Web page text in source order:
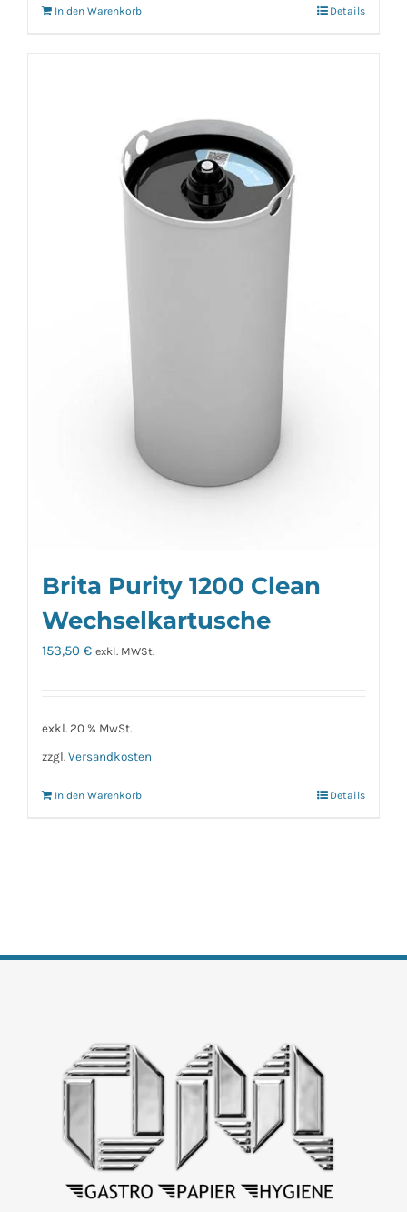
In den Warenkorb Details
Brita Purity 1200 Clean
Wechselkartusche
153,50 € exkl. MWSt.
exkl. 20 % MwSt.
zzgl. Versandkosten
In den Warenkorb Details